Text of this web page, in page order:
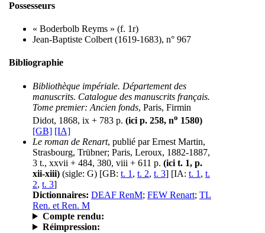
Possesseurs
« Boderbolb Reyms » (f. 1r)
Jean-Baptiste Colbert (1619-1683), n° 967
Bibliographie
Bibliothèque impériale. Département des
manuscrits. Catalogue des manuscrits français.
Tome premier: Ancien fonds, Paris, Firmin
Didot, 1868, ix + 783 p. (ici p. 258, no 1580)
[GB] [IA]
Le roman de Renart, publié par Ernest Martin,
Strasbourg, Trübner; Paris, Leroux, 1882-1887,
3 t., xxvii + 484, 380, viii + 611 p. (ici t. 1, p.
xii-xiii) (sigle: G) [GB: t. 1 , t. 2, t. 3] [IA: t. 1 , t.
2, t. 3]
Dictionnaires: DEAF RenM; FEW Renart; TL
Ren. et Ren. M
Compte rendu:
Réimpression: